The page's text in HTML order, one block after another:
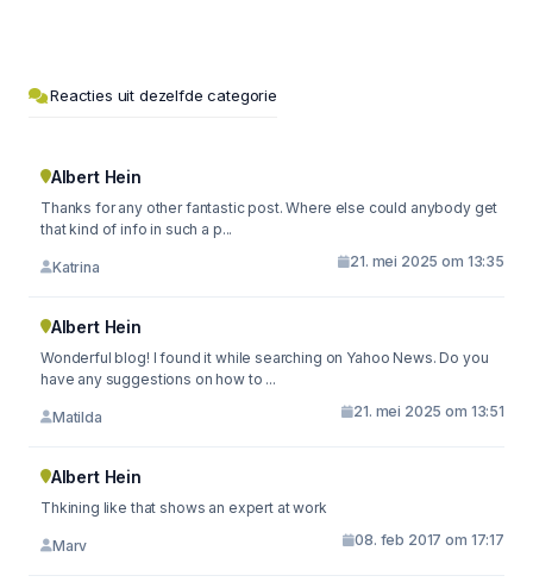
Reacties uit dezelfde categorie
Albert Hein
Thanks for any other fantastic post. Where else could anybody get
that kind of info in such a p...
Katrina 21. mei 2025 om 13:35
Albert Hein
Wonderful blog! I found it while searching on Yahoo News. Do you
have any suggestions on how to ...
Matilda 21. mei 2025 om 13:51
Albert Hein
Thkining like that shows an expert at work
Marv 08. feb 2017 om 17:17